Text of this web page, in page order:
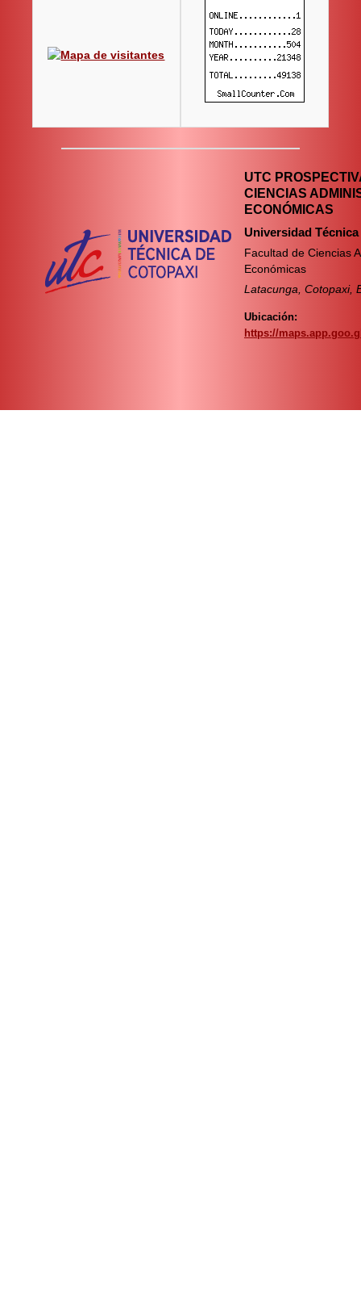
UTC
CIENCIAS
ECONÓMICAS
Universidad
Facultad de Ciencias
Económicas
Latacunga, Cotopaxi,
Ubicación:
https://